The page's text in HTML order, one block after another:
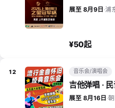
展至 8月9日 ·浦
¥50起
12 音乐会/演唱会
吉他弹唱 ·
展至 8月16日 ·